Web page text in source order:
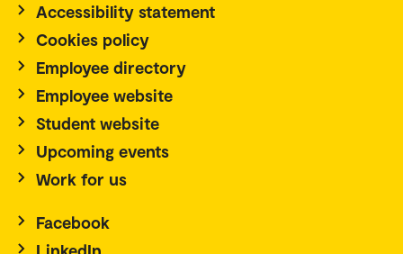
Accessibility statement
Cookies policy
Employee directory
Employee website
Student website
Upcoming events
Work for us
Facebook